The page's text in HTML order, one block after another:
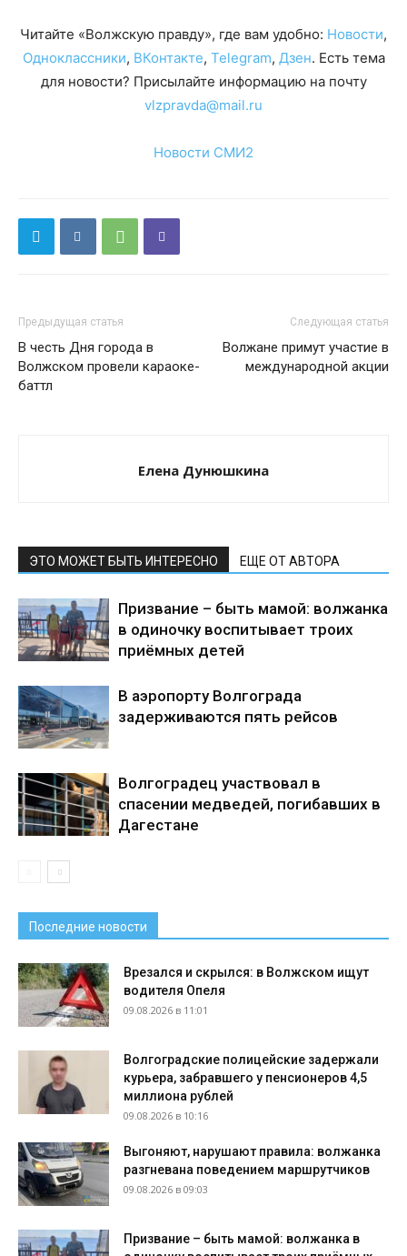
Читайте «Волжскую правду», где вам удобно: Новости,
Одноклассники, ВКонтакте, Telegram, Дзен. Есть тема
для новости? Присылайте информацию на почту
vlzpravda@mail.ru
Новости СМИ2
Предыдущая статья
В честь Дня города в
Волжском провели караоке-
баттл
Следующая статья
Волжане примут участие в
международной акции
Елена Дунюшкина
ЭТО МОЖЕТ БЫТЬ ИНТЕРЕСНО ЕЩЕ ОТ АВТОРА
Призвание – быть мамой: волжанка
в одиночку воспитывает троих
приёмных детей
В аэропорту Волгограда
задерживаются пять рейсов
Волгоградец участвовал в
спасении медведей, погибавших в
Дагестане
Последние новости
Врезался и скрылся: в Волжском ищут
водителя Опеля
09.08.2026 в 11:01
Волгоградские полицейские задержали
курьера, забравшего у пенсионеров 4,5
миллиона рублей
09.08.2026 в 10:16
Выгоняют, нарушают правила: волжанка
разгневана поведением маршрутчиков
09.08.2026 в 09:03
Призвание – быть мамой: волжанка в